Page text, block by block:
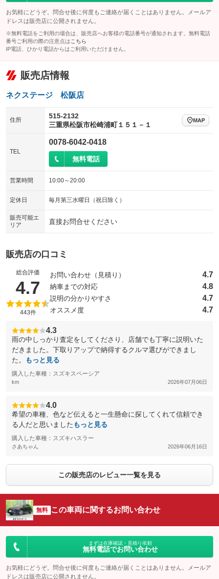
お気軽にどうぞ。問合せ後に何度もご連絡が届くことはありません。メールア
ドレスは販売店に公開されません。
※無料電話をご利用の場合は、販売店へお客様の電話番号が通知されます。無料電話
番号ご利用の際の注意点は こちら
IP電話、ひかり電話からはご利用いただけません。
販売店情報
ネクステージ 松阪店
住所
515-2132
三重県松阪市松崎浦町１５１－１
MAP
TEL
0078-6042-0418
無料電話
営業時間 10:00～20:00
定休日 毎月第三水曜日（祝日除く）
販売可能エ
リア
直接お問合せください
販売店の口コミ
総合評価
4.7 （5点満点中）
443件
お問い合わせ（見積り） 4.7
納車までの対応 4.8
説明の分かりやすさ 4.7
オススメ度 4.7
4.3
雨の中しっかり査定をしてくださり、店舗でも丁寧に説明いた
だきました。下取りアップで納得するクルマ選びができまし
た。
もっと見る
購入した車種：スズキスペーシア
km 2026年07月06日
4.0
希望の車種、色など伝えると一生懸命に探してくれて信頼でき
る人だと思いました もっと見る
購入した車種：スズキハスラー
さあちゃん 2026年06月16日
この販売店のレビュー一覧を見る
無料 この車両に関するお問い合わせ
まずは在庫確認・見積り依頼
無料電話でお問い合わせ
お気軽にどうぞ。問合せ後に何度もご連絡が届くことはありません。メールア
ドレスは販売店に公開されません。